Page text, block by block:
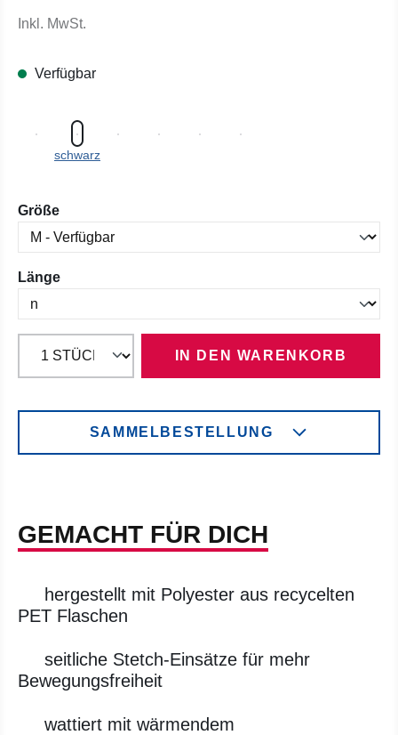
Inkl. MwSt.
Verfügbar
schwarz
Größeauswählen
Längeauswählen
IN DEN WARENKORB
SAMMELBESTELLUNG
GEMACHT FÜR DICH
hergestellt mit Polyester aus recycelten
PET Flaschen
seitliche Stetch-Einsätze für mehr
Bewegungsfreiheit
wattiert mit wärmendem